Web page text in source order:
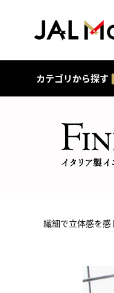
カテゴリから探す
繊細で立体感を感